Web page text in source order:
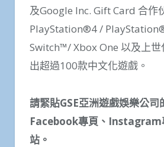
及Google Inc. Gift Card 合作
PlayStation®4 /
Switch™/ Xbox One 以及上世
出超過100款中文化遊戲。
請緊貼GSE亞洲遊戲娛樂公司
Facebook專頁、 Instagram
站。